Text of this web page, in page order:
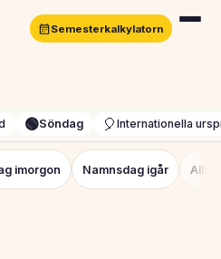
Semesterkalkylatorn
🟢Söndag 🎈Internationella
imorgon Namnsdag igår Alla